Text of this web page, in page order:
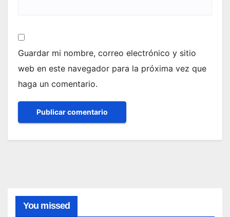
Guardar mi nombre, correo electrónico y sitio
web en este navegador para la próxima vez que
haga un comentario.
You missed